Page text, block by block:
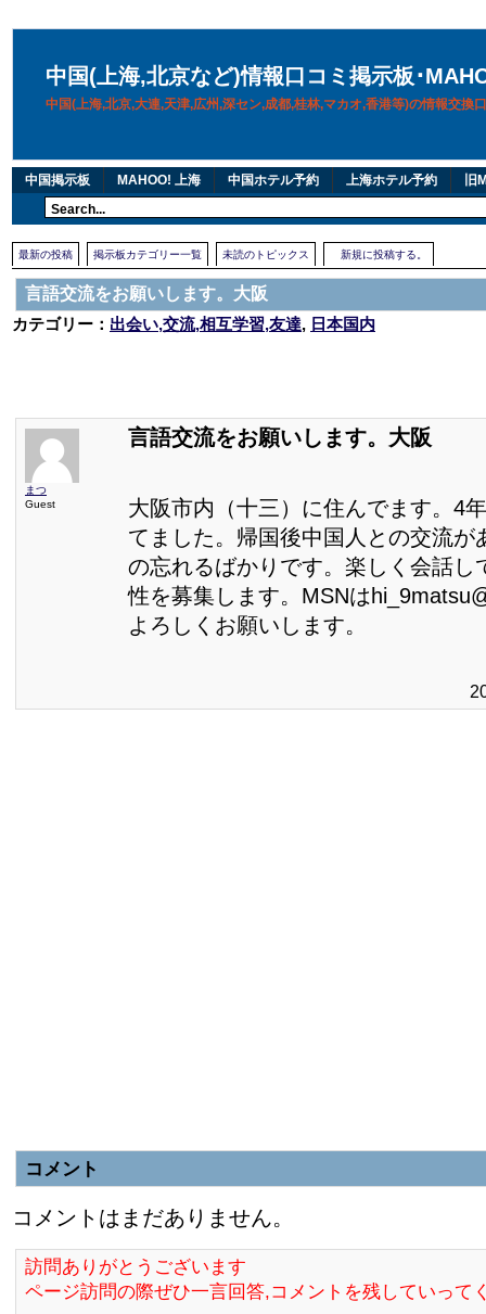
中国(上海,北京など)情報口コミ掲示板･
中国(上海,北京,大連,天津,広州,深セン,成都,桂林,マカオ,香港等)の情報交換
中国掲示板 MAHOO! 上海 中国ホテル予約 上海ホテル予約 旧
最新の投稿 掲示板カテゴリー一覧 未読のトピックス 新規に投稿する。
言語交流をお願いします。大阪
カテゴリー： 出会い,交流,相互学習,友達, 日本国内
まつ
Guest
言語交流をお願いします。大阪
大阪市内（十三）に住んでます。4
てました。帰国後中国人との交流が
の忘れるばかりです。楽しく会話し
性を募集します。MSNは
よろしくお願いします。
コメント
コメントはまだありません。
訪問ありがとうございます
ページ訪問の際ぜひ一言回答,コメントを残していって